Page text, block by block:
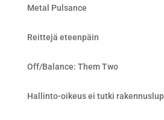
Metal Pulsance
Reittejä eteenpäin
Off/Balance: Them Two
Hallinto-oikeus ei tutki